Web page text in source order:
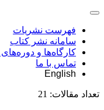
فهرست نشریات
سامانه نشر کتاب
کارگاه‌ها و
تماس با ما
English
تعداد مقالات: 21